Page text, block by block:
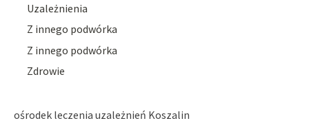
Uzależnienia
Z innego podwórka
Z innego podwórka
Zdrowie
ośrodek leczenia uzależnień Koszalin